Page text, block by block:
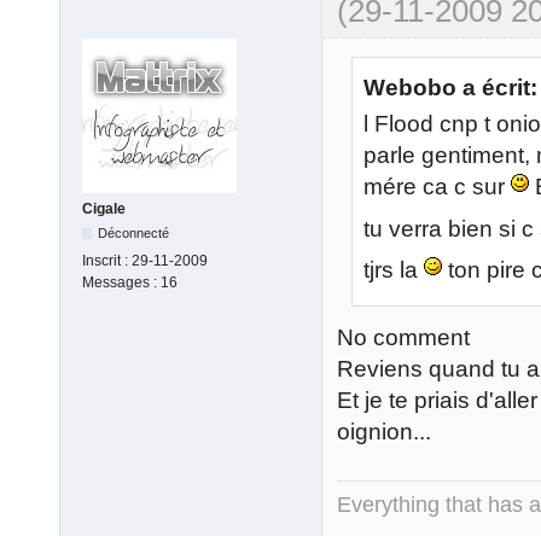
(29-11-2009
Cigale
Déconnecté
Inscrit : 29-11-2009
Messages : 16
Webobo a écrit:
l Flood cnp t
parle gentiment,
mére ca c sur
tu verra bien si
tjrs la
ton pire
No comment
Reviens quand tu
Et je te priais
oignion...
Everything that has